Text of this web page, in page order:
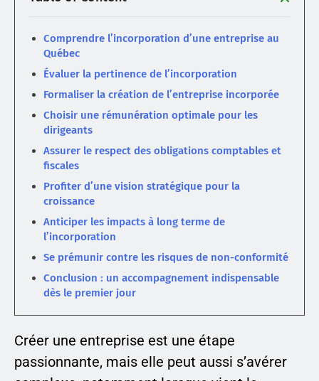
Comprendre l’incorporation d’une entreprise au
Québec
Évaluer la pertinence de l’incorporation
Formaliser la création de l’entreprise incorporée
Choisir une rémunération optimale pour les
dirigeants
Assurer le respect des obligations comptables et
fiscales
Profiter d’une vision stratégique pour la
croissance
Anticiper les impacts à long terme de
l’incorporation
Se prémunir contre les risques de non-conformité
Conclusion : un accompagnement indispensable
dès le premier jour
Créer une entreprise est une étape
passionnante, mais elle peut aussi s’avérer